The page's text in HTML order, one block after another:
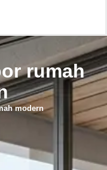
rumah
modern